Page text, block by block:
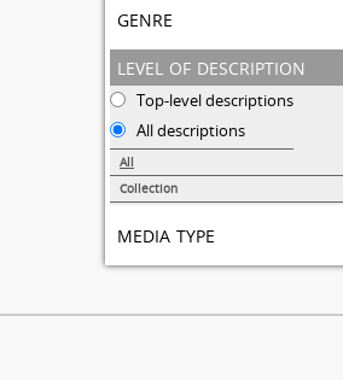
genre
level of description
Top-level descriptions
All descriptions
All
Collection
media type